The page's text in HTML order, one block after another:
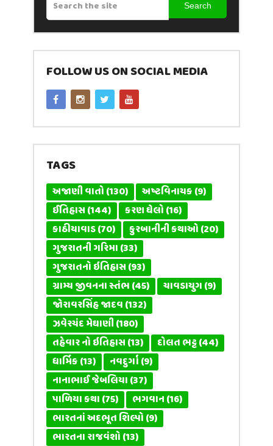
Search
FOLLOW US ON SOCIAL MEDIA
TAGS
અજાણી વાતો(130) અષ્ટવિનાયક(9)
ઈતિહાસ(144) કરણ ઘેલો(16)
કાઠીયાવાડ(70) કુરબાનીની કથાઓ(20)
ગુજરાતની ગરિમા(33)
ગુજરાતનો ઇતિહાસ(93)
ગ્રામ્ય જીવનના સ્તંભ(45) ચાવડાયુગ(9)
જોરાવરસિંહ જાદવ(132)
ઝવેરચંદ મેઘાણી(180)
તહેવાર નો ઇતિહાસ(13) દોલત ભટ્ટ(44)
ધાર્મિક(13) નવદુર્ગા(9)
નાનાભાઈ જેબલિયા(37)
પાળિયા કથા(75) ભગવાન(16)
ભારતનાં અદભૂત શિલ્પો(9)
ભારતના રાજવંશો(13)